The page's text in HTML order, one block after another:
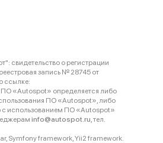
свидетельство о регистрации
запись № 28745 от
ссылке:
ПО «Autospot» определяется либо
ПО «Autospot», либо
с использованием ПО «Autospot»
info@autospot.ru, тел.
Symfony framework, Yii2 framework.